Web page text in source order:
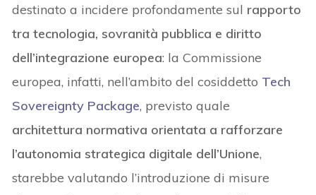
destinato a incidere profondamente sul rapporto
tra tecnologia, sovranità pubblica e diritto
dell’integrazione europea: la Commissione
europea, infatti, nell’ambito del cosiddetto Tech
Sovereignty Package, previsto quale
architettura normativa orientata a rafforzare
l’autonomia strategica digitale dell’Unione,
starebbe valutando l’introduzione di misure